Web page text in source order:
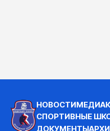
НОВОСТИМЕДИА
СПОРТИВНЫЕ
ДОКУМЕНТЫ